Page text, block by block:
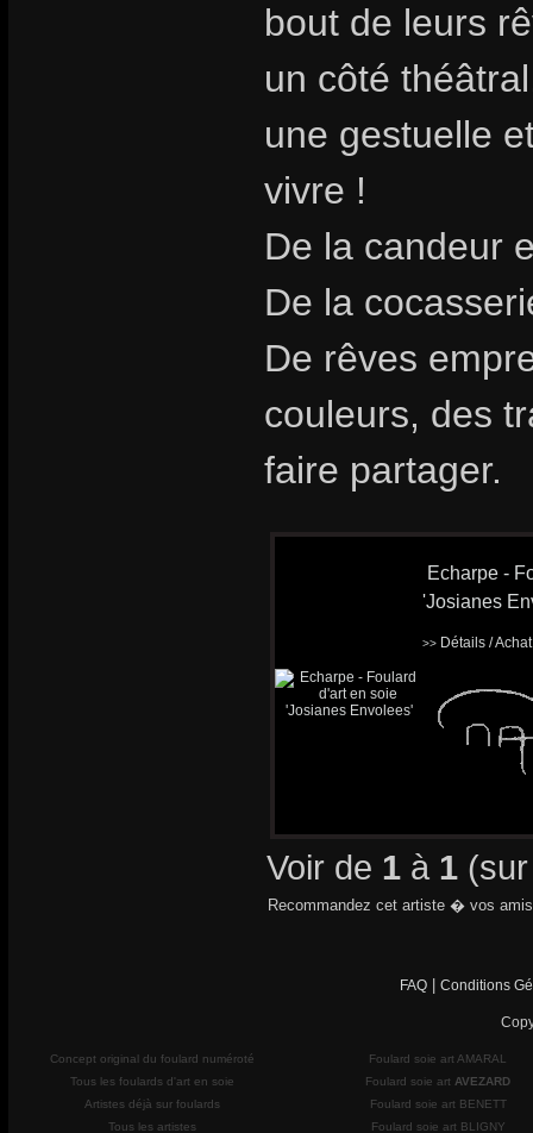
bout de leurs
un côté
une gestuelle
vivre !
De la candeur
De la
De rêves
couleurs, des
faire partager.
Echarpe -
'Josianes
>> Détails /
Voir de 1 à 1
Recommandez cet artiste � vos
FAQ Conditions
Concept original du foulard numéroté
Tous les foulards d'art en soie
Artistes déjà sur foulards
Tous les artistes
Foulard soie art AMARAL
Foulard soie art AVEZARD
Foulard soie art BENETT
Foulard soie art BLIGNY